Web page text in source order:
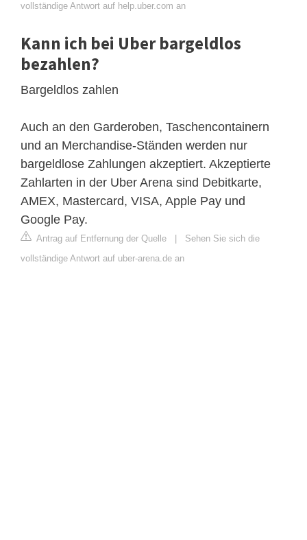
vollständige Antwort auf help.uber.com an
Kann ich bei Uber bargeldlos
bezahlen?
Bargeldlos zahlen
Auch an den Garderoben, Taschencontainern
und an Merchandise-Ständen werden nur
bargeldlose Zahlungen akzeptiert. Akzeptierte
Zahlarten in der Uber Arena sind Debitkarte,
AMEX, Mastercard, VISA, Apple Pay und
Google Pay.
Antrag auf Entfernung der Quelle | Sehen Sie sich die
vollständige Antwort auf uber-arena.de an